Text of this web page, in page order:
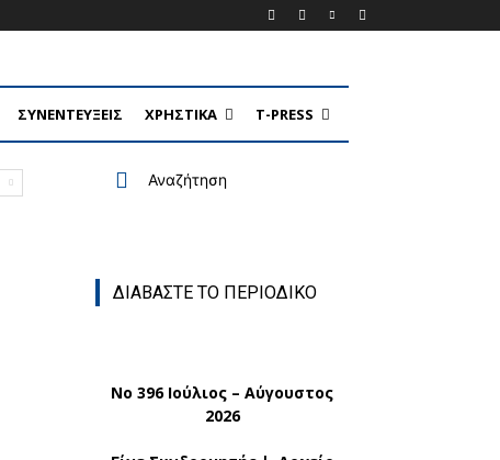
ΣΥΝΕΝΤΕΥΞΕΙΣ ΧΡΗΣΤΙΚΑ T-PRESS
Αναζήτηση
ΔΙΑΒΑΣΤΕ ΤΟ ΠΕΡΙΟΔΙΚΟ
No 396 Ιούλιος – Αύγουστος
2026